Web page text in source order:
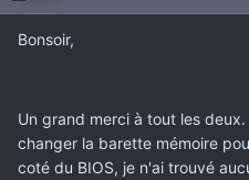
Bonsoir,
Un grand merci à tout les
changer la barette mémoire
coté du BIOS, je n'ai trouvé